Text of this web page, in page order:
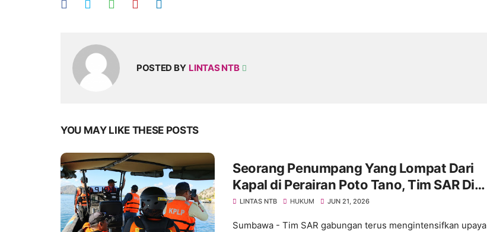
POSTED BY LINTAS NTB
YOU MAY LIKE THESE POSTS
Seorang Penumpang Yang Lompat Dari
Kapal di Perairan Poto Tano, Tim SAR Di
Terjunkan!
LINTAS NTB HUKUM JUN 21, 2026
Sumbawa - Tim SAR gabungan terus mengintensifkan upaya